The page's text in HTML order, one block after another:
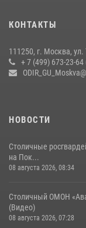
матче в Москве
Росгвардецы
КОНТАКТЫ
111250, г. Москва,
+ 7 (499) 673-23-
НОВОСТИ
Столичные
на Пок...
08 августа 2026, 08:34
Столичный ОМОН
(Видео)
08 августа 2026, 07:28